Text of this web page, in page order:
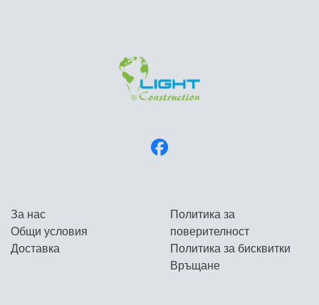
За нас
Общи условия
Доставка
Политика за
поверителност
Политика за бисквитки
Връщане